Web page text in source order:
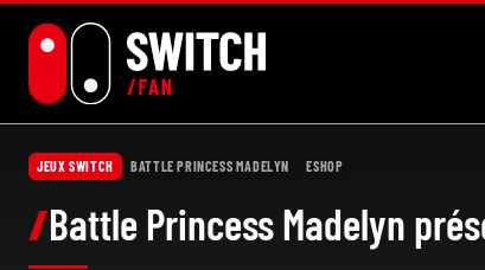
JEUX SWITCH BATTLE PRINCESS MADELYN ESHOP
Battle Princess Madelyn